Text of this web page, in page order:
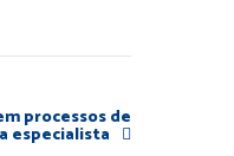
processos de
especialista